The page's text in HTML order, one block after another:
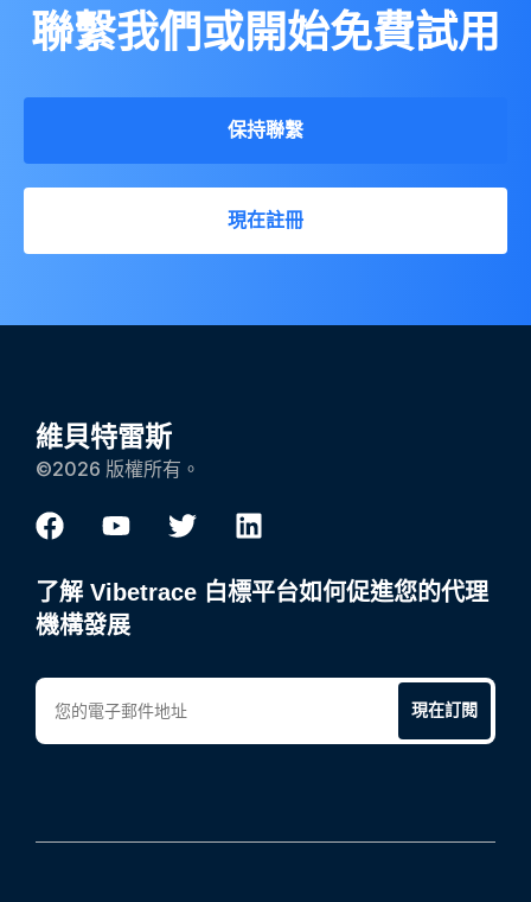
聯繫我們或開始免費試用
保持聯繫
現在註冊
維貝特雷斯
©2026 版權所有。
了解 Vibetrace 白標平台如何促進您的代理
機構發展
現在訂閱